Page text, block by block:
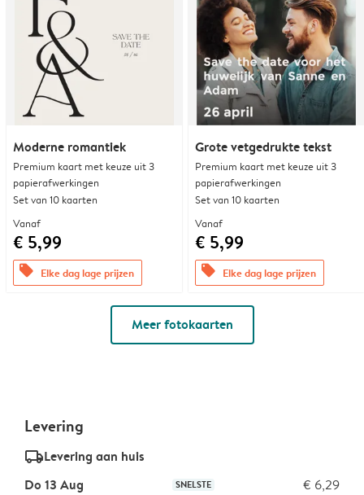
Moderne romantiek
Premium kaart met keuze uit 3
papierafwerkingen
Set van 10 kaarten
Vanaf
€ 5,99
offers Elke dag lage prijzen
Grote vetgedrukte tekst
Premium kaart met keuze uit 3
papierafwerkingen
Set van 10 kaarten
Vanaf
€ 5,99
offers Elke dag lage prijzen
Meer fotokaarten
Levering
delivery_standard_v2Levering aan huis
Do 13 Aug
SNELSTE € 6,29